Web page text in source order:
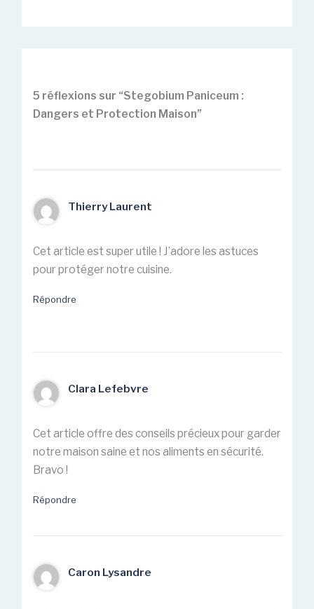
5 réflexions sur “Stegobium Paniceum :
Dangers et Protection Maison”
Thierry Laurent
Cet article est super utile ! J’adore les astuces
pour protéger notre cuisine.
Répondre
Clara Lefebvre
Cet article offre des conseils précieux pour garder
notre maison saine et nos aliments en sécurité.
Bravo !
Répondre
Caron Lysandre